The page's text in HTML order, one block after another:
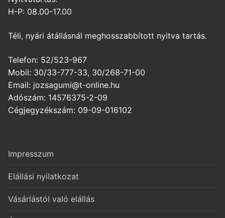
H-P: 08.00-17.00
Téli, nyári átállásnál meghosszabbított nyitva tartás.
Telefon: 52/523-967
Mobil: 30/33-777-33, 30/268-71-00
Email: jozsagumi@t-online.hu
Adószám: 14576375-2-09
Cégjegyzékszám: 09-09-016102
Impresszum
Elállási nyilatkozat
Vásárlástól való elállás